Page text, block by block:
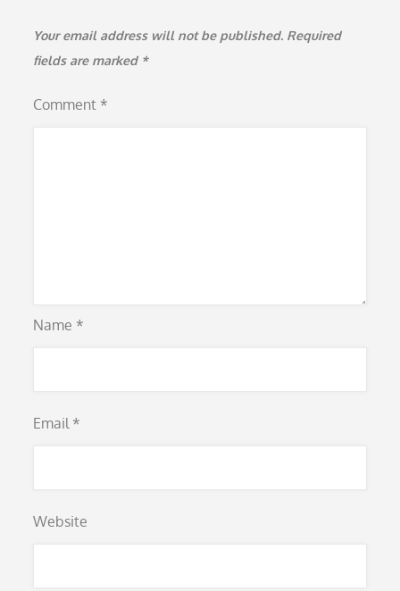
Your email address will not be published. Required
fields are marked *
Comment *
Name *
Email *
Website